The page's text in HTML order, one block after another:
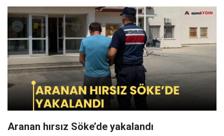
Aranan hırsız Söke’de yakalandı